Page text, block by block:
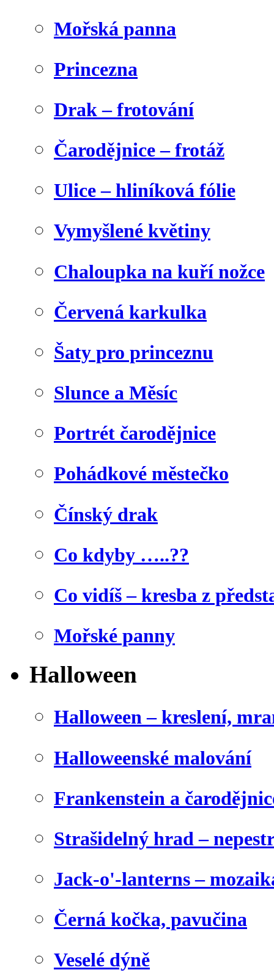
Mořská panna
Princezna
Drak – frotování
Čarodějnice – frotáž
Ulice – hliníková fólie
Vymyšlené květiny
Chaloupka na kuří nožce
Červená karkulka
Šaty pro princeznu
Slunce a Měsíc
Portrét čarodějnice
Pohádkové městečko
Čínský drak
Co kdyby …..??
Co vidíš – kresba z
Mořské panny
Halloween
Halloween – kreslení,
Halloweenské malování
Frankenstein a
Strašidelný hrad –
Jack-o'-lanterns –
Černá kočka, pavučina
Veselé dýně